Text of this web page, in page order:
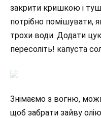
закрити кришкою і
потрібно помішувати,
трохи води. Додати
пересоліть! капуста
Знімаємо з вогню,
щоб забрати зайву